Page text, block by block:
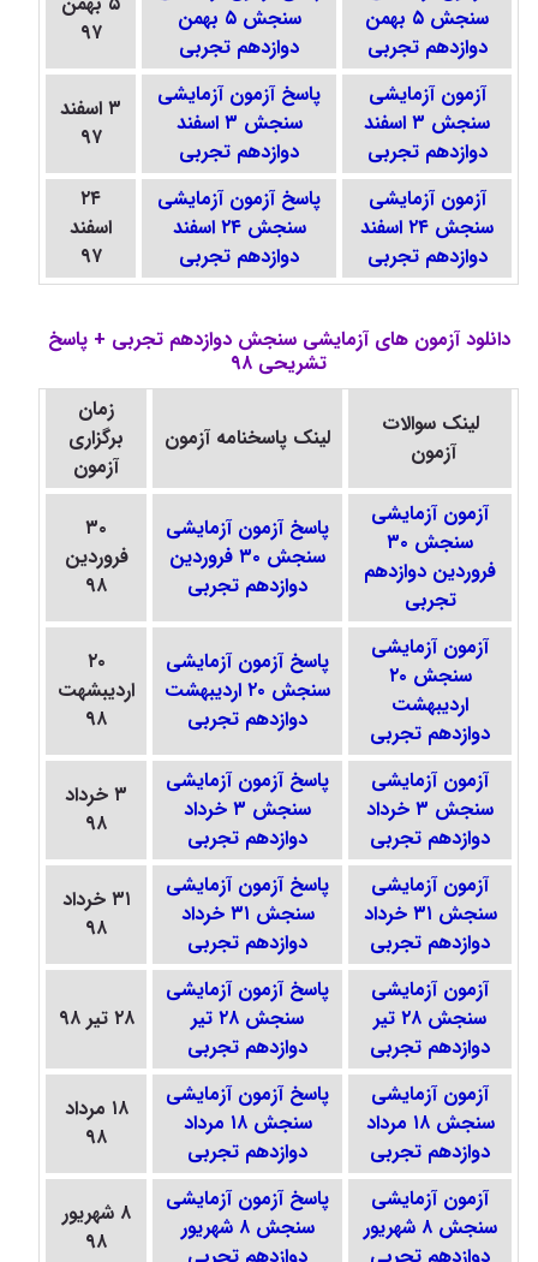
سنجش ۵ بهمن
دوازدهم تجربی
سنجش ۵ بهمن
دوازدهم تجربی
۹۷
آزمون آزمایشی
سنجش ۳ اسفند
دوازدهم تجربی
پاسخ آزمون آزمایشی
سنجش ۳ اسفند
دوازدهم تجربی
۳ اسفند
۹۷
آزمون آزمایشی
سنجش ۲۴ اسفند
دوازدهم تجربی
پاسخ آزمون آزمایشی
سنجش ۲۴ اسفند
دوازدهم تجربی
۲۴
اسفند
۹۷
دانلود آزمون های آزمایشی سنجش دوازدهم تجربی + پاسخ
تشریحی ۹۸
لینک سوالات
آزمون
لینک پاسخنامه آزمون
زمان
برگزاری
آزمون
آزمون آزمایشی
سنجش ۳۰
فروردین دوازدهم
تجربی
پاسخ آزمون آزمایشی
سنجش ۳۰ فروردین
دوازدهم تجربی
۳۰
فروردین
۹۸
آزمون آزمایشی
سنجش ۲۰
اردیبهشت
دوازدهم تجربی
پاسخ آزمون آزمایشی
سنجش ۲۰ اردیبهشت
دوازدهم تجربی
۲۰
اردیبشهت
۹۸
آزمون آزمایشی
سنجش ۳ خرداد
دوازدهم تجربی
پاسخ آزمون آزمایشی
سنجش ۳ خرداد
دوازدهم تجربی
۳ خرداد
۹۸
آزمون آزمایشی
سنجش ۳۱ خرداد
دوازدهم تجربی
پاسخ آزمون آزمایشی
سنجش ۳۱ خرداد
دوازدهم تجربی
۳۱ خرداد
۹۸
آزمون آزمایشی
سنجش ۲۸ تیر
دوازدهم تجربی
پاسخ آزمون آزمایشی
سنجش ۲۸ تیر
دوازدهم تجربی
۲۸ تیر ۹۸
آزمون آزمایشی
سنجش ۱۸ مرداد
دوازدهم تجربی
پاسخ آزمون آزمایشی
سنجش ۱۸ مرداد
دوازدهم تجربی
۱۸ مرداد
۹۸
آزمون آزمایشی
سنجش ۸ شهریور
پاسخ آزمون آزمایشی
سنجش ۸ شهریور
۸ شهریور
۹۸